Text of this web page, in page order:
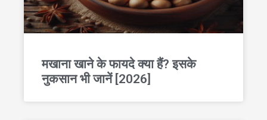
मखाना खाने के फायदे क्या हैं? इसके
नुकसान भी जानें [2026]